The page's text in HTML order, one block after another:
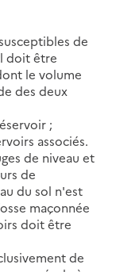
de
doit être
le volume
des deux
;
associés.
de niveau et
de
du sol n'est
maçonnée
doit être
de